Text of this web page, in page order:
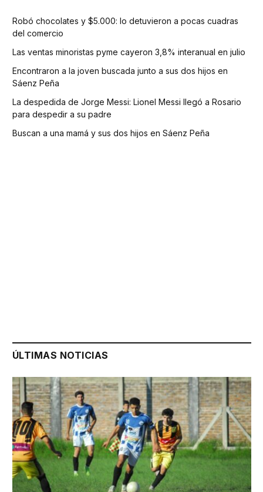
Robó chocolates y $5.000: lo detuvieron a pocas cuadras
del comercio
Las ventas minoristas pyme cayeron 3,8% interanual en julio
Encontraron a la joven buscada junto a sus dos hijos en
Sáenz Peña
La despedida de Jorge Messi: Lionel Messi llegó a Rosario
para despedir a su padre
Buscan a una mamá y sus dos hijos en Sáenz Peña
ÚLTIMAS NOTICIAS